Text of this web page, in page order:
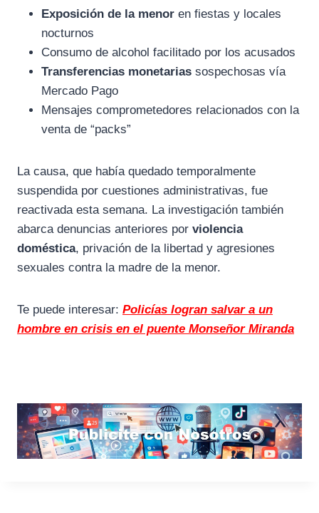
Exposición de la menor en fiestas y locales
nocturnos
Consumo de alcohol facilitado por los acusados
Transferencias monetarias sospechosas vía
Mercado Pago
Mensajes comprometedores relacionados con la
venta de “packs”
La causa, que había quedado temporalmente
suspendida por cuestiones administrativas, fue
reactivada esta semana. La investigación también
abarca denuncias anteriores por violencia
doméstica, privación de la libertad y agresiones
sexuales contra la madre de la menor.
Te puede interesar: Policías logran salvar a un
hombre en crisis en el puente Monseñor Miranda